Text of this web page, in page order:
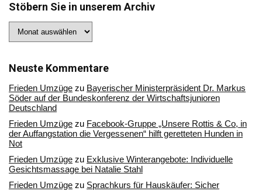
Stöbern Sie in unserem Archiv
Sie
Archiv
Neuste Kommentare
Frieden Umzüge zu Bayerischer Ministerpräsident Dr. Markus
Söder auf der Bundeskonferenz der Wirtschaftsjunioren
Deutschland
Frieden Umzüge zu Facebook-Gruppe „Unsere Rottis & Co, in
der Auffangstation die Vergessenen“ hilft geretteten Hunden in
Not
Frieden Umzüge zu Exklusive Winterangebote: Individuelle
Gesichtsmassage bei Natalie Stahl
Frieden Umzüge zu Sprachkurs für Hauskäufer: Sicher